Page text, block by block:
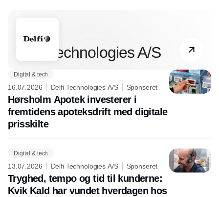
Partner
Delfi Technologies A/S
Digital & tech
16.07.2026 Delfi Technologies A/S Sponseret
Hørsholm Apotek investerer i
fremtidens apoteksdrift med digitale
prisskilte
Digital & tech
13.07.2026 Delfi Technologies A/S Sponseret
Tryghed, tempo og tid til kunderne:
Kvik Kald har vundet hverdagen hos